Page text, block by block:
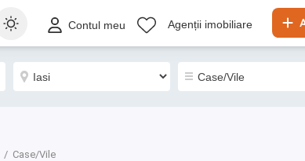
Contul meu Agenții imobiliare
Case/Vile
EUR Sortează Hartă Listă